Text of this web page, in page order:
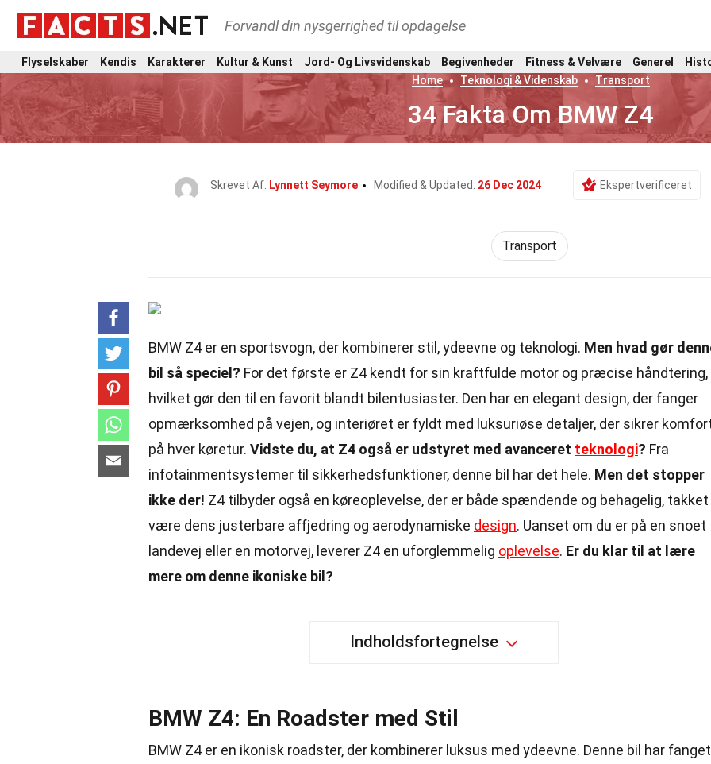
Forvandl din nysgerrighed til opdagelse
Flyselskaber Kendis Karakterer Kultur & Kunst Jord- Og Livsvidenskab Begivenheder Fitness & Velvære Generel
Home
Teknologi & Videnskab Transport
34 Fakta Om BMW Z4
Skrevet Af: Lynnett Seymore Modified & Updated: 26 Dec 2024 Ekspertverificeret
Transport
BMW Z4 er en sportsvogn, der kombinerer stil, ydeevne og teknologi. Men hvad gør
bil så speciel? For det første er Z4 kendt for sin kraftfulde motor og præcise håndtering,
hvilket gør den til en favorit blandt bilentusiaster. Den har en elegant design, der fanger
opmærksomhed på vejen, og interiøret er fyldt med luksuriøse detaljer, der sikrer
på hver køretur. Vidste du, at Z4 også er udstyret med avanceret teknologi? Fra
infotainmentsystemer til sikkerhedsfunktioner, denne bil har det hele. Men det stopper
ikke der! Z4 tilbyder også en køreoplevelse, der er både spændende og behagelig, takket
være dens justerbare affjedring og aerodynamiske design. Uanset om du er på en snoet
landevej eller en motorvej, leverer Z4 en uforglemmelig oplevelse. Er du klar til at lære
mere om denne ikoniske bil?
Indholdsfortegnelse
BMW Z4: En Roadster med Stil
BMW Z4 er en ikonisk roadster, der kombinerer luksus med ydeevne. Denne bil har fanget